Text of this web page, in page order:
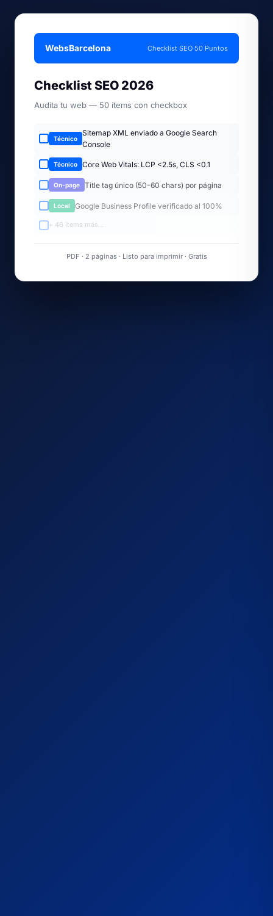
WebsBarcelona Checklist SEO 50 Puntos
Checklist SEO 2026
Audita tu web — 50 ítems con checkbox
Técnico
Sitemap XML enviado a Google Search
Console
Técnico Core Web Vitals: LCP <2.5s, CLS <0.1
On-page Title tag único (50-60 chars) por página
Local Google Business Profile verificado al 100%
+ 46 ítems más...
PDF · 2 páginas · Listo para imprimir · Gratis